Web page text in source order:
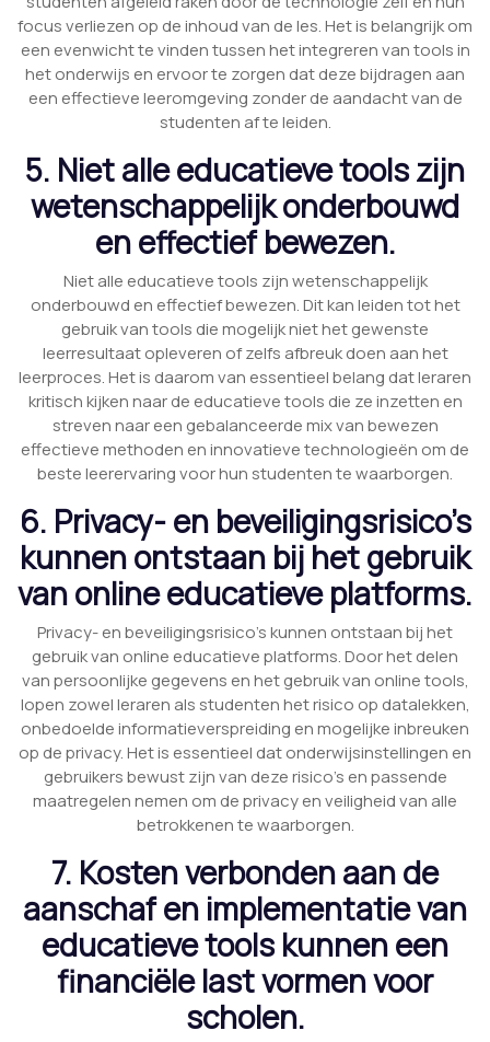
focus verliezen op de inhoud van de les. Het is belangrijk om
een evenwicht te vinden tussen het integreren van tools in
het onderwijs en ervoor te zorgen dat deze bijdragen aan
een effectieve leeromgeving zonder de aandacht van de
studenten af te leiden.
5. Niet alle educatieve tools zijn
wetenschappelijk onderbouwd
en effectief bewezen.
Niet alle educatieve tools zijn wetenschappelijk
onderbouwd en effectief bewezen. Dit kan leiden tot het
gebruik van tools die mogelijk niet het gewenste
leerresultaat opleveren of zelfs afbreuk doen aan het
leerproces. Het is daarom van essentieel belang dat leraren
kritisch kijken naar de educatieve tools die ze inzetten en
streven naar een gebalanceerde mix van bewezen
effectieve methoden en innovatieve technologieën om de
beste leerervaring voor hun studenten te waarborgen.
6. Privacy- en beveiligingsrisico’s
kunnen ontstaan bij het gebruik
van online educatieve platforms.
Privacy- en beveiligingsrisico’s kunnen ontstaan bij het
gebruik van online educatieve platforms. Door het delen
van persoonlijke gegevens en het gebruik van online tools,
lopen zowel leraren als studenten het risico op datalekken,
onbedoelde informatieverspreiding en mogelijke inbreuken
op de privacy. Het is essentieel dat onderwijsinstellingen en
gebruikers bewust zijn van deze risico’s en passende
maatregelen nemen om de privacy en veiligheid van alle
betrokkenen te waarborgen.
7. Kosten verbonden aan de
aanschaf en implementatie van
educatieve tools kunnen een
financiële last vormen voor
scholen.